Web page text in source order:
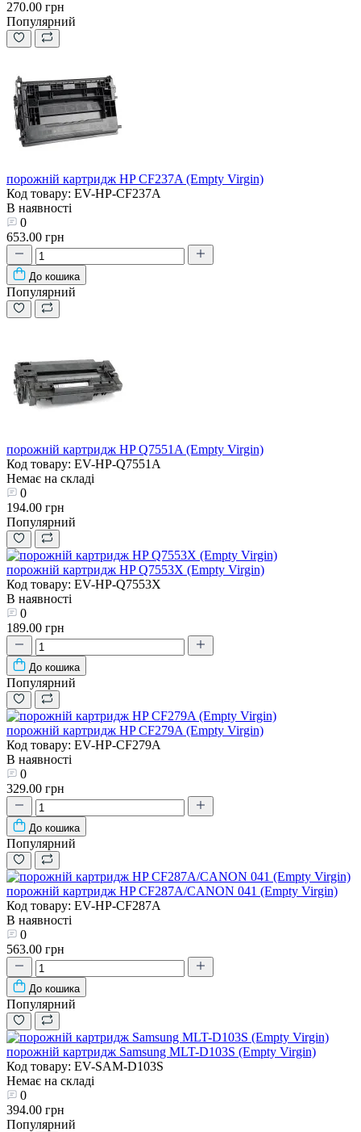
270.00 грн
Популярний
порожній картридж HP CF237A (Empty Virgin)
Код товару: EV-HP-CF237A
В наявності
0
653.00 грн
До кошика
Популярний
порожній картридж HP Q7551A (Empty Virgin)
Код товару: EV-HP-Q7551A
Немає на складі
0
194.00 грн
Популярний
порожній картридж HP Q7553X (Empty Virgin)
Код товару: EV-HP-Q7553X
В наявності
0
189.00 грн
До кошика
Популярний
порожній картридж HP CF279A (Empty Virgin)
Код товару: EV-HP-CF279A
В наявності
0
329.00 грн
До кошика
Популярний
порожній картридж HP CF287A/CANON 041 (Empty Virgin)
Код товару: EV-HP-CF287A
В наявності
0
563.00 грн
До кошика
Популярний
порожній картридж Samsung MLT-D103S (Empty Virgin)
Код товару: EV-SAM-D103S
Немає на складі
0
394.00 грн
Популярний